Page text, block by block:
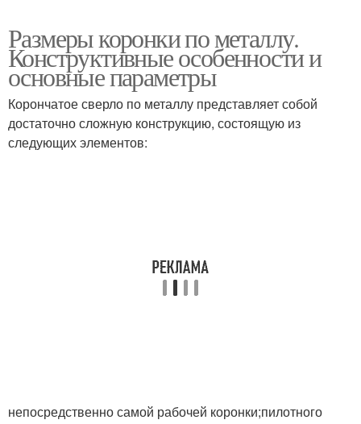
Размеры коронки по металлу.
Конструктивные особенности и
основные параметры
Корончатое сверло по металлу представляет собой
достаточно сложную конструкцию, состоящую из
следующих элементов:
непосредственно самой рабочей коронки;пилотного